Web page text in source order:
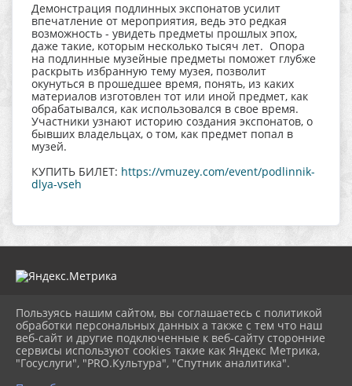
Демонстрация подлинных экспонатов усилит
впечатление от мероприятия, ведь это редкая
возможность - увидеть предметы прошлых эпох,
даже такие, которым несколько тысяч лет. Опора
на подлинные музейные предметы поможет глубже
раскрыть избранную тему музея, позволит
окунуться в прошедшее время, понять, из каких
материалов изготовлен тот или иной предмет, как
обрабатывался, как использовался в свое время.
Участники узнают историю создания экспонатов, о
бывших владельцах, о том, как предмет попал в
музей.
КУПИТЬ БИЛЕТ: https://vmuzey.com/event/podlinnik-
dlya-vseh
2026 г. muzeitet.ru
Вход
Карта сайта
Политика обработки персональных данных
Пользуясь нашим сайтом, вы соглашаетесь с политикой
обработки персональных данных а также с тем что наш
веб-сайт и другие подключенные к веб-сайту сторонние
сервисы используют cookies такие как Яндекс Метрика,
"Госуслуги", "PRO.Культура", "Спутник аналитика".